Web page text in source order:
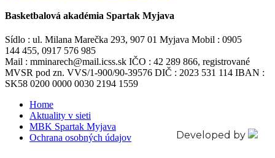
Basketbalová akadémia Spartak Myjava
Sídlo : ul. Milana Marečka 293, 907 01 Myjava Mobil : 0905
144 455, 0917 576 985
Mail : mminarech@mail.icss.sk IČO : 42 289 866, registrované
MVSR pod zn. VVS/1-900/90-39576 DIČ : 2023 531 114 IBAN :
SK58 0200 0000 0030 2194 1559
Home
Aktuality v sieti
MBK Spartak Myjava
Ochrana osobných údajov
Developed by